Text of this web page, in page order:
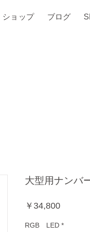
ショップ ブログ
大型用ナン
￥34,800価
RGB LED *